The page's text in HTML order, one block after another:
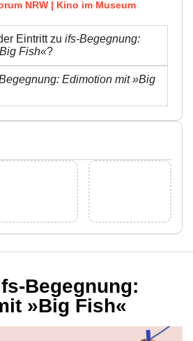
NRW | Kino im Museum
Eintritt zuifs-Begegnung:
Fish«?
Edimotion mit »Big
Begegnung:
»Big Fish«